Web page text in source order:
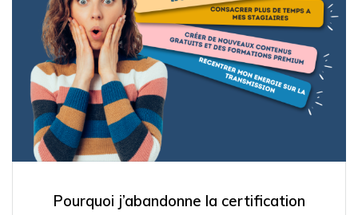
Pourquoi j’abandonne la certification